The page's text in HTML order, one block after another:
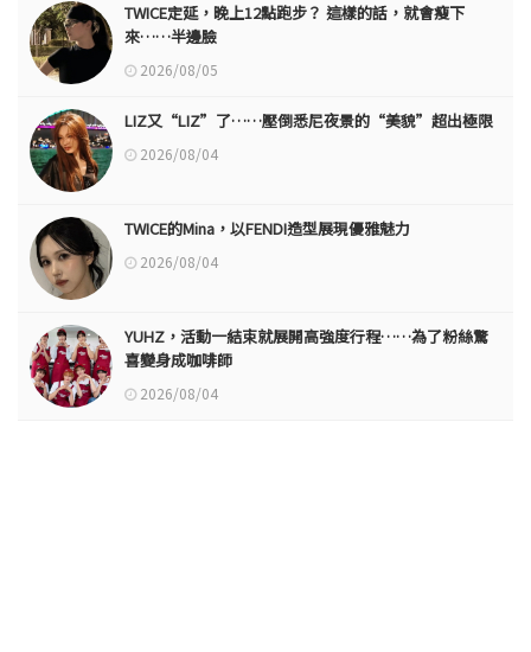
TWICE定延，晚上12點跑步？ 這樣的話，就會瘦下
來……半邊臉
2026/08/05
LIZ又“LIZ”了……壓倒悉尼夜景的“美貌”超出極限
2026/08/04
TWICE的Mina，以FENDI造型展現優雅魅力
2026/08/04
YUHZ，活動一結束就展開高強度行程……為了粉絲驚
喜變身成咖啡師
2026/08/04